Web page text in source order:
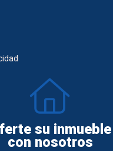
su inmueble
con nosotros